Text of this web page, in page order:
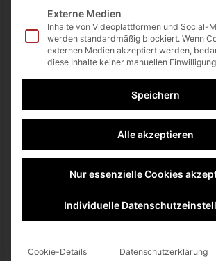
Sie sehen gerade einen
vonYouTube. Um auf den
Inhalt zuzugreifen, klicken Sie
Schaltfläche unten. Bitte
dass dabei Daten an
Mehr Informationen
Inhalt entsperren
akzeptieren und Inhalte
Externe Medien
Inhalte von Videoplattformen und Social-
werden standardmäßig blockiert. Wenn
externen Medien akzeptiert werden,
diese Inhalte keiner manuellen
Speichern
Alle akzeptieren
Nur essenzielle Cookies
Individuelle
Cookie-Details Datenschutzerklärung